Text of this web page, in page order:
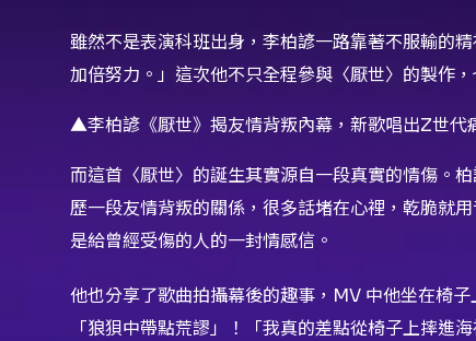
雖然不是表演科班出身，李柏諺一路靠著不服輸的
加倍努力。」這次他不只全程參與〈厭世〉的製作
▲李柏諺《厭世》揭友情背叛內幕，新歌唱出Z世代
而這首〈厭世〉的誕生其實源自一段真實的情傷。
歷一段友情背叛的關係，很多話堵在心裡，乾脆就
是給曾經受傷的人的一封情感信。
他也分享了歌曲拍攝幕後的趣事，MV 中他坐在椅
「狼狽中帶點荒謬」！「我真的差點從椅子上摔進